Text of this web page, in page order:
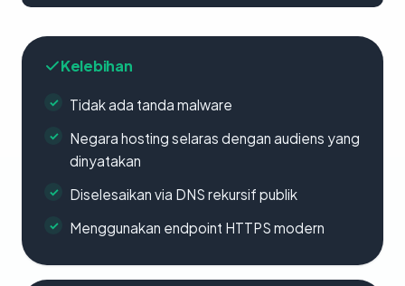
Kelebihan
Tidak ada tanda malware
Negara hosting selaras dengan audiens yang
dinyatakan
Diselesaikan via DNS rekursif publik
Menggunakan endpoint HTTPS modern